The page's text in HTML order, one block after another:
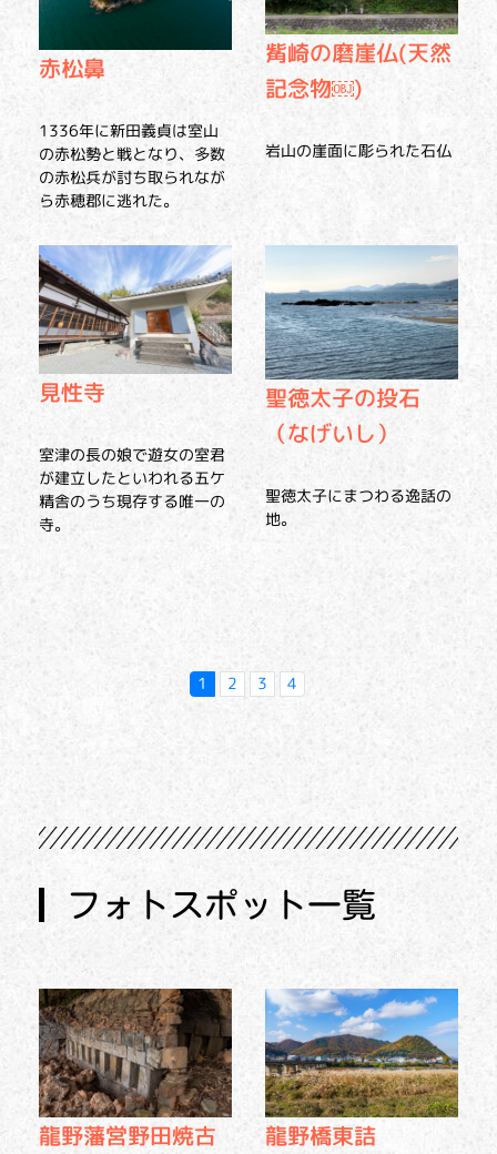
赤松鼻
1336年に新田義貞は室山
の赤松勢と戦となり、多数
の赤松兵が討ち取られなが
ら赤穂郡に逃れた。
觜崎の磨崖仏(天然
記念物￼)
岩山の崖面に彫られた石仏
見性寺
室津の長の娘で遊女の室君
が建立したといわれる五ケ
精舎のうち現存する唯一の
寺。
聖徳太子の投石
（なげいし）
聖徳太子にまつわる逸話の
地。
1 2 3 4
フォトスポット一覧
龍野藩営野田焼古
龍野橋東詰